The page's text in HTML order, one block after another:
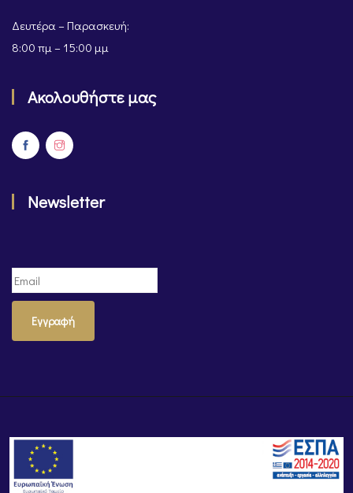
Δευτέρα – Παρασκευή:
8:00 πμ – 15:00 μμ
Ακολουθήστε μας
Newsletter
Εγγραφή